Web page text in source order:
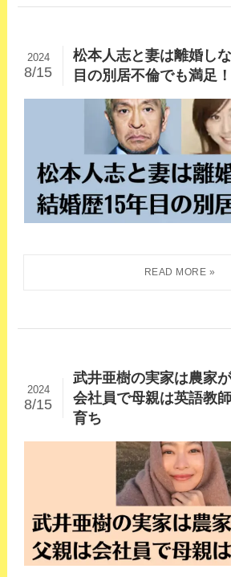
松本人志と妻は離婚し
目の別居不倫でも満足
2024
8/15
武井亜樹の実家は農家
会社員で母親は英語教
育ち
2024
8/15